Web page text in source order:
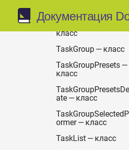
Документация
TaskDelegatedTo —
класс
TaskGroup — класс
TaskGroupPresets —
класс
ate — класс
ormer — класс
TaskList — класс